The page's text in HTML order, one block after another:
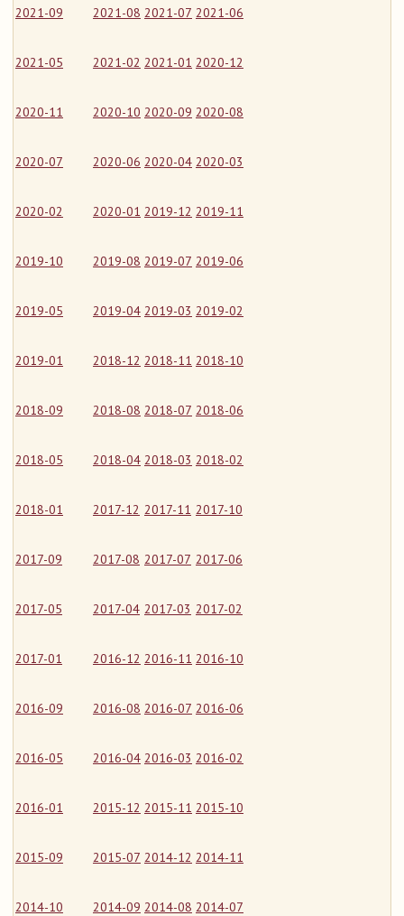
2021-09 2021-08 2021-07 2021-06
2021-05 2021-02 2021-01 2020-12
2020-11 2020-10 2020-09 2020-08
2020-07 2020-06 2020-04 2020-03
2020-02 2020-01 2019-12 2019-11
2019-10 2019-08 2019-07 2019-06
2019-05 2019-04 2019-03 2019-02
2019-01 2018-12 2018-11 2018-10
2018-09 2018-08 2018-07 2018-06
2018-05 2018-04 2018-03 2018-02
2018-01 2017-12 2017-11 2017-10
2017-09 2017-08 2017-07 2017-06
2017-05 2017-04 2017-03 2017-02
2017-01 2016-12 2016-11 2016-10
2016-09 2016-08 2016-07 2016-06
2016-05 2016-04 2016-03 2016-02
2016-01 2015-12 2015-11 2015-10
2015-09 2015-07 2014-12 2014-11
2014-10 2014-09 2014-08 2014-07